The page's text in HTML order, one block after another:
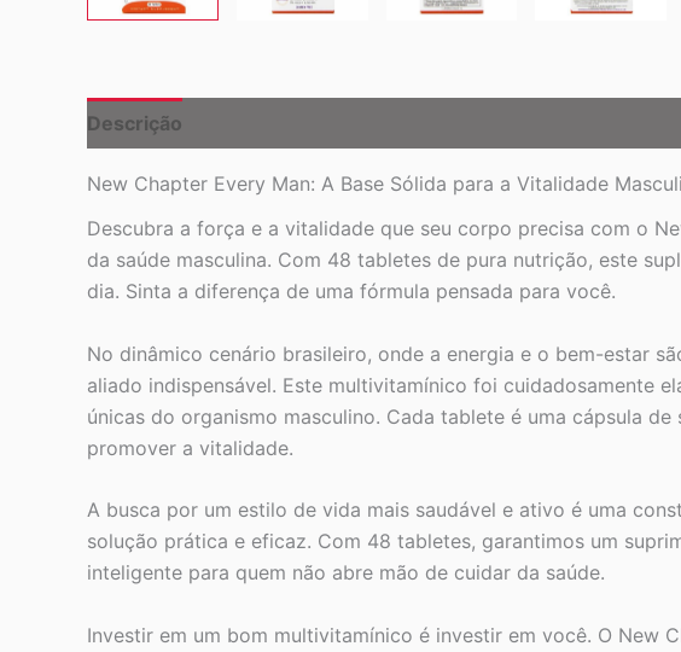
Descrição
New Chapter Every Man: A Base Sólida para a Vitalidade
Descubra a força e a vitalidade que seu corpo precisa com o
da saúde masculina. Com 48 tabletes de pura nutrição, este
dia. Sinta a diferença de uma fórmula pensada para você.
No dinâmico cenário brasileiro, onde a energia e o bem-estar
aliado indispensável. Este multivitamínico foi cuidadosamente
únicas do organismo masculino. Cada tablete é uma cápsula
promover a vitalidade.
A busca por um estilo de vida mais saudável e ativo é uma
solução prática e eficaz. Com 48 tabletes, garantimos um
inteligente para quem não abre mão de cuidar da saúde.
Investir em um bom multivitamínico é investir em você. O New